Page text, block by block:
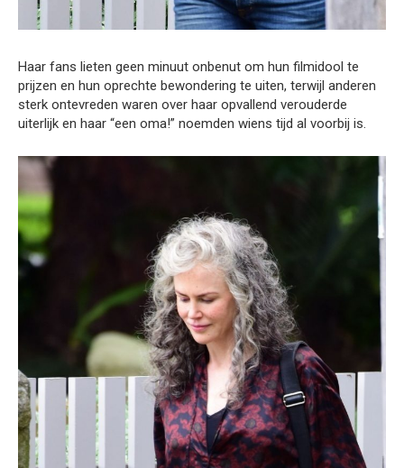
Haar fans lieten geen minuut onbenut om hun filmidool te
prijzen en hun oprechte bewondering te uiten, terwijl anderen
sterk ontevreden waren over haar opvallend verouderde
uiterlijk en haar “een oma!” noemden wiens tijd al voorbij is.